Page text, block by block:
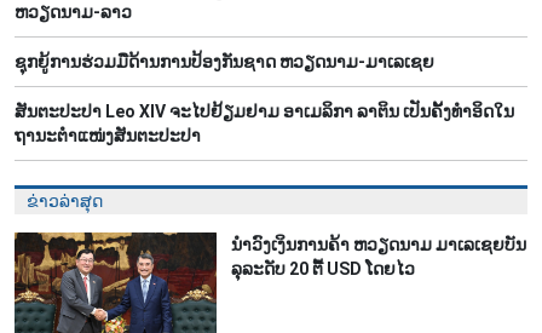
ຫວຽດ​ນາມ-ລາວ
ຊຸກ​ຍູ້​ການ​ຮ່ວມ​ມື​ດ້ານ​ການ​ປ້ອງ​ກັນ​ຊາດ ຫວຽດ​ນາມ-ມາ​ເລ​ເຊຍ
ສັນຕະປະປາ Leo XIV ຈະໄປຢ້ຽມຢາມ ອາເມລິກາ ລາຕິນ ເປັນຄັ້ງທຳອິດໃນ
ຖານະຕຳແໜ່ງສັນຕະປະປາ
ຂ່າວລ່າສຸດ
ນຳ​ວົງ​ເງິນ​ການ​ຄ້າ ຫວຽດ​ນາມ ມາ​ເລ​ເຊຍ​ບັນ​
ລຸ​ລະ​ດັບ 20 ຕື້ USD ໂດຍ​ໄວ